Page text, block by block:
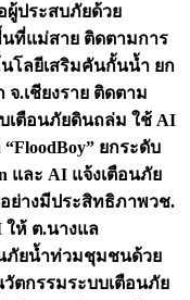
ผู้ประสบภัยด้วย
นที่แม่สาย ติดตามการ
โลยีเสริมคันกั้นน้ำ ยก
จ.เชียงราย ติดตาม
เตือนภัยดินถล่ม ใช้ AI
ยกระดับ
และ AI แจ้งเตือนภัย
ย่างมีประสิทธิภาพวช.
ให้ ต.นางแล
นภัยน้ำท่วมชุมชนด้วย
ตกรรมระบบเตือนภัย